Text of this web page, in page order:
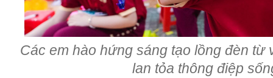
Các em hào hứng sáng tạo lồng đèn từ
lan tỏa thông điệp